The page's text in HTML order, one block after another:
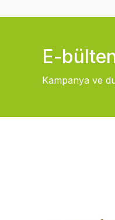
E-
Kampanya ve